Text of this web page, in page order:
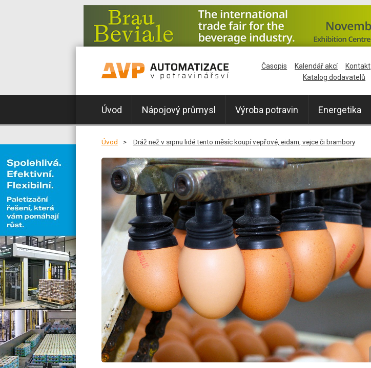
Úvod Nápojový průmysl Výroba potravin Energetika
Časopis Kalendář akcí Kontakt
Katalog dodavatelů
Úvod Dráž než v srpnu lidé tento měsíc koupí vepřové, eidam, vejce či brambory